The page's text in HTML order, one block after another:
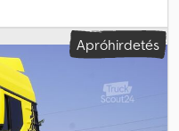
, hajtástípus:automata,
daru, MAN TGS 35.460
BALESETMENTES JÓ
336 000
- Elektromos ablakok -
TEHERBÍRÁS: 20 000 kg
Apróhirdetés